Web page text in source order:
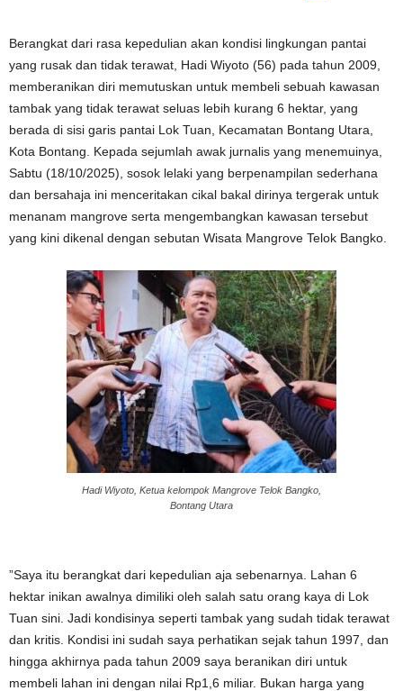
Berangkat dari rasa kepedulian akan kondisi lingkungan pantai
yang rusak dan tidak terawat, Hadi Wiyoto (56) pada tahun 2009,
memberanikan diri memutuskan untuk membeli sebuah kawasan
tambak yang tidak terawat seluas lebih kurang 6 hektar, yang
berada di sisi garis pantai Lok Tuan, Kecamatan Bontang Utara,
Kota Bontang. Kepada sejumlah awak jurnalis yang menemuinya,
Sabtu (18/10/2025), sosok lelaki yang berpenampilan sederhana
dan bersahaja ini menceritakan cikal bakal dirinya tergerak untuk
menanam mangrove serta mengembangkan kawasan tersebut
yang kini dikenal dengan sebutan Wisata Mangrove Telok Bangko.
Hadi Wiyoto, Ketua kelompok Mangrove Telok Bangko,
Bontang Utara
”Saya itu berangkat dari kepedulian aja sebenarnya. Lahan 6
hektar inikan awalnya dimiliki oleh salah satu orang kaya di Lok
Tuan sini. Jadi kondisinya seperti tambak yang sudah tidak terawat
dan kritis. Kondisi ini sudah saya perhatikan sejak tahun 1997, dan
hingga akhirnya pada tahun 2009 saya beranikan diri untuk
membeli lahan ini dengan nilai Rp1,6 miliar. Bukan harga yang